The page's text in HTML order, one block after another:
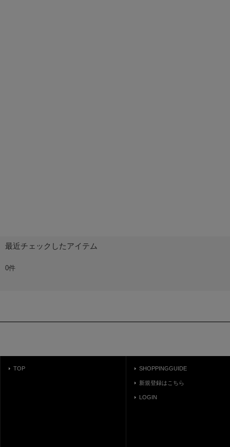
最近チェックしたアイテム
0件
TOP SHOPPINGGUIDE
新規登録はこちら
LOGIN